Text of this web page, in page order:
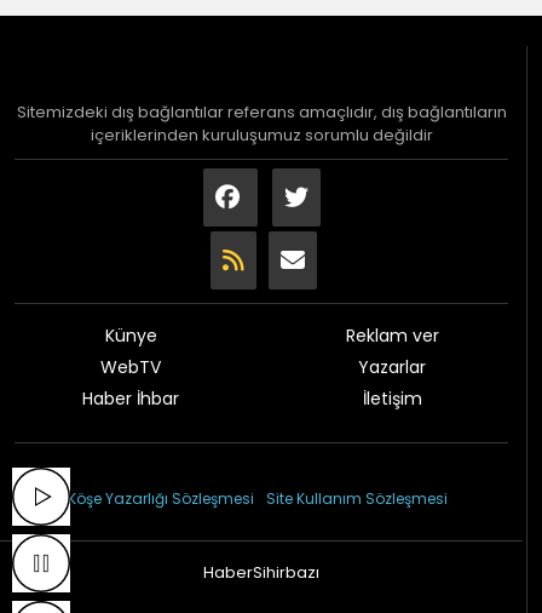
Sitemizdeki dış bağlantılar referans amaçlıdır, dış bağlantıların
içeriklerinden kuruluşumuz sorumlu değildir
Künye
WebTV
Haber İhbar
Reklam ver
Yazarlar
İletişim
Köşe Yazarlığı Sözleşmesi
Site Kullanım Sözleşmesi
HaberSihirbazı